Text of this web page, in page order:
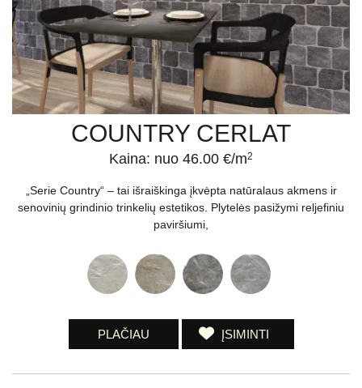
COUNTRY CERLAT
Kaina: nuo 46.00 €/m2
„Serie Country“ – tai išraiškinga įkvėpta natūralaus akmens ir
senovinių grindinio trinkelių estetikos. Plytelės pasižymi reljefiniu
paviršiumi,
PLAČIAU ĮSIMINTI